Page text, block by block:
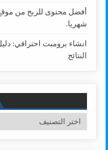
شهريا.
انشاء برومبت احترافي:
النتائج
تصنيفات